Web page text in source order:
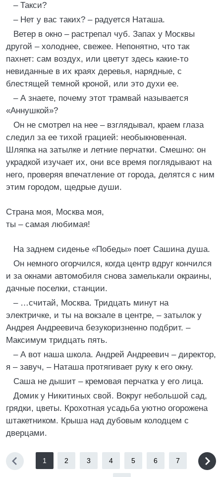
– Такси?
– Нет у вас таких? – радуется Наташа.
Ветер в окно – растрепал чуб. Запах у Москвы
другой – холоднее, свежее. Непонятно, что так
пахнет: сам воздух, или цветут здесь какие-то
невиданные в их краях деревья, нарядные, с
блестящей темной кроной, или это духи ее.
– А знаете, почему этот трамвай называется
«Аннушкой»?
Он не смотрел на нее – взглядывал, краем глаза
следил за ее тихой грацией: необыкновенная.
Шляпка на затылке и летние перчатки. Смешно: он
украдкой изучает их, они все время поглядывают на
него, проверяя впечатление от города, делятся с ним
этим городом, щедрые души.
Страна моя, Москва моя,
ты – самая любимая!
На заднем сиденье «Победы» поет Сашина душа.
Он немного огорчился, когда центр вдруг кончился
и за окнами автомобиля снова замелькали окраины,
дачные поселки, станции.
– …считай, Москва. Тридцать минут на
электричке, и ты на вокзале в центре, – затылок у
Андрея Андреевича безукоризненно подбрит. –
Максимум тридцать пять.
– А вот наша школа. Андрей Андреевич – директор,
я – завуч, – Наташа протягивает руку к его окну.
Саша не дышит – кремовая перчатка у его лица.
Домик у Никитиных свой. Вокруг небольшой сад,
грядки, цветы. Крохотная усадьба уютно огорожена
штакетником. Крыша над дубовым колодцем с
дверцами.
1 2 3 4 5 6 7